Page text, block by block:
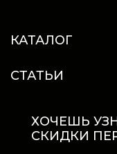
КАТАЛОГ
СТАТЬИ
ХОЧЕШЬ
СКИДКИ